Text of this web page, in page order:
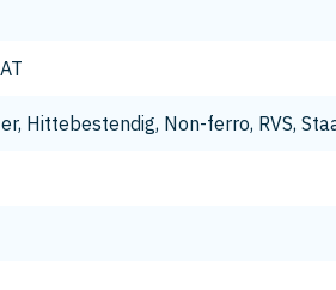
Hittebestendig, Non-ferro, RVS,